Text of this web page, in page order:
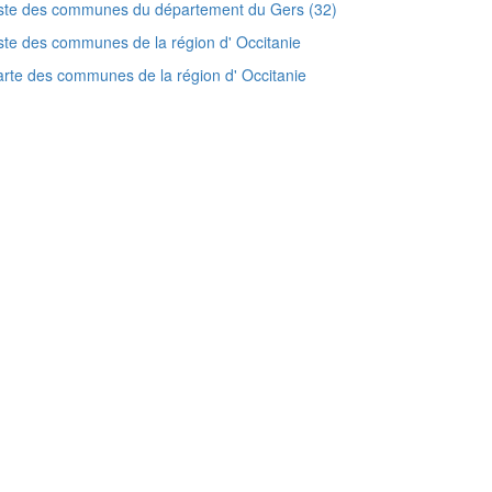
des communes du département du Gers (32)
des communes de la région d' Occitanie
des communes de la région d' Occitanie